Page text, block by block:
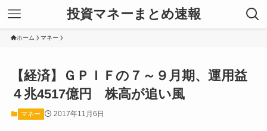
投資マネーまとめ速報
ホーム マネー
【経済】ＧＰＩＦの７～９月期、運用益
４兆4517億円 株高が追い風
マネー 2017年11月6日